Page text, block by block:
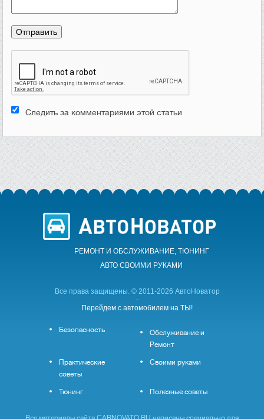
Следить за комментариями этой статьи
РЕМОНТ И ОБСЛУЖИВАНИЕ, ТЮНИНГ
АВТО CВОИМИ РУКАМИ
Все права защищены. © 2011-2026 АвтоНоватор
-
Перейдем с автомобилем на ТЫ!
Безопасность
Обслуживание и
Ремонт
Практические
советы
Своими руками
Тюнинг Полезные советы